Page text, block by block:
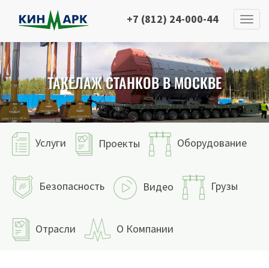
+7 (812) 24-000-44
ТАКЕЛАЖ СТАНКОВ В МОСКВЕ
Услуги Проекты Оборудование
Безопасность Видео Грузы
Отрасли О Компании